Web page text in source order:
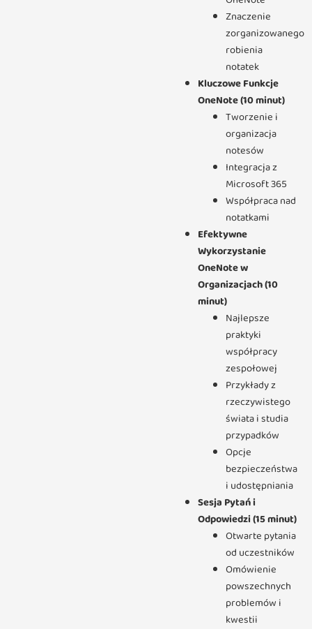
Znaczenie
zorganizowanego
robienia
notatek
Kluczowe Funkcje
OneNote (10 minut)
Tworzenie i
organizacja
notesów
Integracja z
Microsoft 365
Współpraca nad
notatkami
Efektywne
Wykorzystanie
OneNote w
Organizacjach (10
minut)
Najlepsze
praktyki
współpracy
zespołowej
Przykłady z
rzeczywistego
świata i studia
przypadków
Opcje
bezpieczeństwa
i udostępniania
Sesja Pytań i
Odpowiedzi (15 minut)
Otwarte pytania
od uczestników
Omówienie
powszechnych
problemów i
kwestii